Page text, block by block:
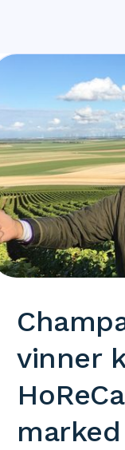
vinner
marked